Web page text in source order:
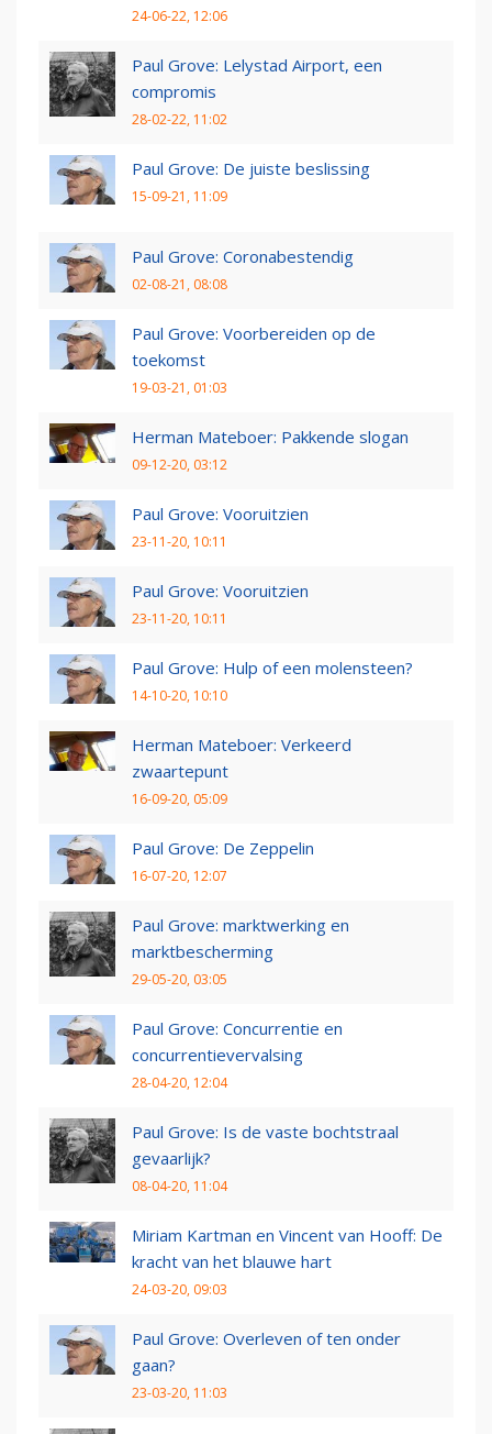
24-06-22, 12:06
Paul Grove: Lelystad Airport, een
compromis
28-02-22, 11:02
Paul Grove: De juiste beslissing
15-09-21, 11:09
Paul Grove: Coronabestendig
02-08-21, 08:08
Paul Grove: Voorbereiden op de
toekomst
19-03-21, 01:03
Herman Mateboer: Pakkende slogan
09-12-20, 03:12
Paul Grove: Vooruitzien
23-11-20, 10:11
Paul Grove: Vooruitzien
23-11-20, 10:11
Paul Grove: Hulp of een molensteen?
14-10-20, 10:10
Herman Mateboer: Verkeerd
zwaartepunt
16-09-20, 05:09
Paul Grove: De Zeppelin
16-07-20, 12:07
Paul Grove: marktwerking en
marktbescherming
29-05-20, 03:05
Paul Grove: Concurrentie en
concurrentievervalsing
28-04-20, 12:04
Paul Grove: Is de vaste bochtstraal
gevaarlijk?
08-04-20, 11:04
Miriam Kartman en Vincent van Hooff: De
kracht van het blauwe hart
24-03-20, 09:03
Paul Grove: Overleven of ten onder
gaan?
23-03-20, 11:03